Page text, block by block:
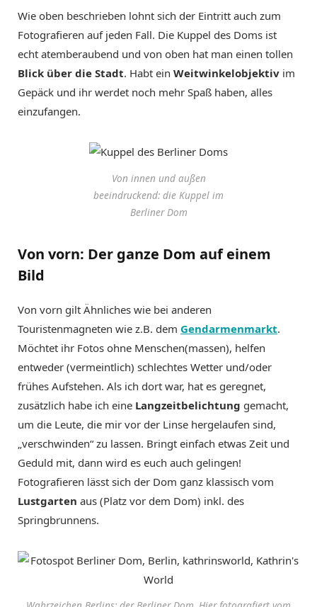
Wie oben beschrieben lohnt sich der Eintritt auch zum
Fotografieren auf jeden Fall. Die Kuppel des Doms ist
echt atemberaubend und von oben hat man einen tollen
Blick über die Stadt. Habt ein Weitwinkelobjektiv im
Gepäck und ihr werdet noch mehr Spaß haben, alles
einzufangen.
Von innen und außen
beeindruckend: die Kuppel im
Berliner Dom
Von vorn: Der ganze Dom auf einem
Bild
Von vorn gilt Ähnliches wie bei anderen
Touristenmagneten wie z.B. dem Gendarmenmarkt.
Möchtet ihr Fotos ohne Menschen(massen), helfen
entweder (vermeintlich) schlechtes Wetter und/oder
frühes Aufstehen. Als ich dort war, hat es geregnet,
zusätzlich habe ich eine Langzeitbelichtung gemacht,
um die Leute, die mir vor der Linse hergelaufen sind,
„verschwinden“ zu lassen. Bringt einfach etwas Zeit und
Geduld mit, dann wird es euch auch gelingen!
Fotografieren lässt sich der Dom ganz klassisch vom
Lustgarten aus (Platz vor dem Dom) inkl. des
Springbrunnens.